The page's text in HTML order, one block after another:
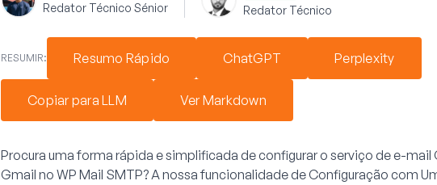
Redator Técnico Sénior
Redator Técnico
RESUMIR: Resumo Rápido ChatGPT Perplexity
Copiar para LLM Ver Markdown
Procura uma forma rápida e simplificada de configurar o serviço de e-
Gmail no WP Mail SMTP? A nossa funcionalidade de Configuração com